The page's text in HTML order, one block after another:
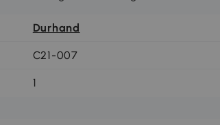
Durhand
C21-007
1